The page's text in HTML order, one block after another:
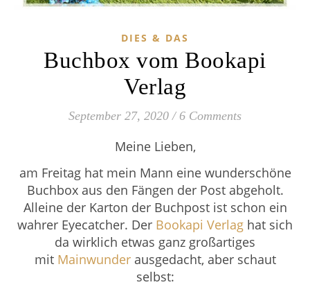
DIES & DAS
Buchbox vom Bookapi
Verlag
September 27, 2020 / 6 Comments
Meine Lieben,
am Freitag hat mein Mann eine wunderschöne
Buchbox aus den Fängen der Post abgeholt.
Alleine der Karton der Buchpost ist schon ein
wahrer Eyecatcher. Der Bookapi Verlag hat sich
da wirklich etwas ganz großartiges
mit Mainwunderausgedacht, aber schaut
selbst: